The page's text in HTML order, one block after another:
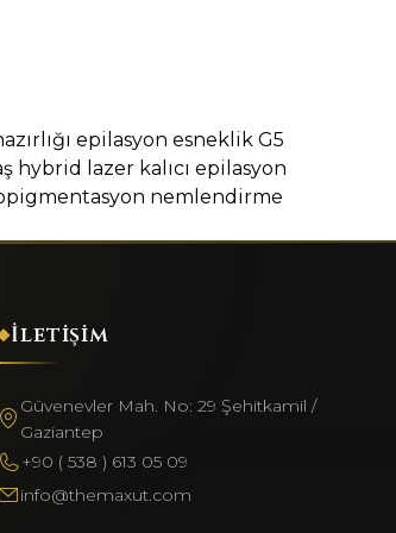
epilasyon esneklik G5
hybrid lazer kalıcı epilasyon
nemlendirme
İletişim
Güvenevler Mah. No: 29 Şehitkamil /
Gaziantep
+90 ( 538 ) 613 05 09
info@themaxut.com